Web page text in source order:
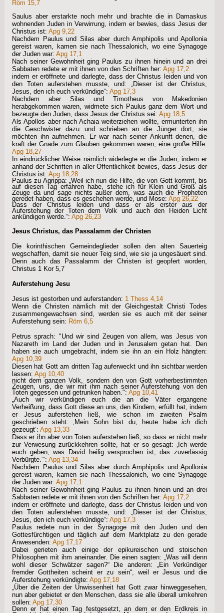
Röm 15,7
Saulus aber erstarkte noch mehr und brachte die in Damaskus
wohnenden Juden in Verwirrung, indem er bewies, dass Jesus der
Christus ist: Apg 9,22
Nachdem Paulus und Silas aber durch Amphipolis und Apollonia
gereist waren, kamen sie nach Thessalonich, wo eine Synagoge
der Juden war: Apg 17,1
Nach seiner Gewohnheit ging Paulus zu ihnen hinein und an drei
Sabbaten redete er mit ihnen von den Schriften her: Apg 17,2
indem er eröffnete und darlegte, dass der Christus leiden und von
den Toten auferstehen musste, und: „Dieser ist der Christus,
Jesus, den ich euch verkündige“: Apg 17,3
Nachdem aber Silas und Timotheus von Makedonien
herabgekommen waren, widmete sich Paulus ganz dem Wort und
bezeugte den Juden, dass Jesus der Christus sei: Apg 18,5
Als Apollos aber nach Achaia weiterziehen wollte, ermunterten ihn
die Geschwister dazu und schrieben an die Jünger dort, sie
möchten ihn aufnehmen. Er war nach seiner Ankunft denen, die
kraft der Gnade zum Glauben gekommen waren, eine große Hilfe:
Apg 18,27
In eindrücklicher Weise nämlich widerlegte er die Juden, indem er
anhand der Schriften in aller Öffentlichkeit bewies, dass Jesus der
Christus ist: Apg 18,28
Paulus zu Agrippa: „Weil ich nun die Hilfe, die von Gott kommt, bis
auf diesen Tag erfahren habe, stehe ich für Klein und Groß als
Zeuge da und sage nichts außer dem, was auch die Propheten
geredet haben, dass es geschehen werde, und Mose: Apg 26,22
Dass der Christus leiden und dass er als erster aus der
Auferstehung der Toten dem Volk und auch den Heiden Licht
ankündigen werde.“: Apg 26,23
Jesus Christus, das Passalamm der Christen
Die korinthischen Gemeindeglieder sollen den alten Sauerteig
wegschaffen, damit sie neuer Teig sind, wie sie ja ungesäuert sind.
Denn auch das Passalamm der Christen ist geopfert worden,
Christus 1 Kor 5,7
Auferstehung Jesu
Jesus ist gestorben und auferstanden: 1 Thess 4,14
Wenn die Christen nämlich mit der Gleichgestalt Christi Todes
zusammengewachsen sind, werden sie es auch mit der seiner
Auferstehung sein: Röm 6,5
Petrus sprach: "Und wir sind Zeugen von allem, was Jesus von
Nazareth im Land der Juden und in Jerusalem getan hat. Den
haben sie auch umgebracht, indem sie ihn an ein Holz hängten:
Apg 10,39
Diesen hat Gott am dritten Tag auferweckt und ihn sichtbar werden
lassen: Apg 10,40
nicht dem ganzen Volk, sondern den von Gott vorherbestimmten
Zeugen, uns, die wir mit ihm nach seiner Auferstehung von den
Toten gegessen und getrunken haben.": Apg 10,41
„Auch wir verkündigen euch die an die Väter ergangene
Verheißung, dass Gott diese an uns, den Kindern, erfüllt hat, indem
er Jesus auferstehen ließ, wie schon im zweiten Psalm
geschrieben steht: ‚Mein Sohn bist du, heute habeich dich
gezeugt‘: Apg 13,33
Dass er ihn aber von Toten auferstehen ließ, so dass er nicht mehr
zur Verwesung zurückkehren sollte, hat er so gesagt: ‚Ich werde
euch geben, was David heilig versprochen ist, das zuverlässig
Verbürgte.‘“: Apg 13,34
Nachdem Paulus und Silas aber durch Amphipolis und Apollonia
gereist waren, kamen sie nach Thessalonich, wo eine Synagoge
der Juden war: Apg 17,1
Nach seiner Gewohnheit ging Paulus zu ihnen hinein und an drei
Sabbaten redete er mit ihnen von den Schriften her: Apg 17,2
indem er eröffnete und darlegte, dass der Christus leiden und von
den Toten auferstehen musste, und: „Dieser ist der Christus,
Jesus, den ich euch verkündige“: Apg 17,3
Paulus redete nun in der Synagoge mit den Juden und den
Gottesfürchtigen und täglich auf dem Marktplatz zu den gerade
Anwesenden: Apg 17,17
Dabei gerieten auch einige der epikureischen und stoischen
Philosophen mit ihm aneinander. Die einen sagten: „Was will denn
wohl dieser Schwätzer sagen?“ Die anderen: „Ein Verkündiger
fremder Gottheiten scheint er zu sein“, weil er Jesus und die
Auferstehung verkündigte: Apg 17,18
„Über die Zeiten der Unwissenheit hat Gott zwar hinweggesehen,
nun aber gebietet er den Menschen, dass sie alle überall umkehren
sollen: Apg 17,30
Denn er hat einen Tag festgesetzt, an dem er den Erdkreis in